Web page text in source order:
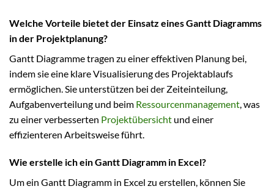
Welche Vorteile bietet der Einsatz eines Gantt Diagramms
in der Projektplanung?
Gantt Diagramme tragen zu einer effektiven Planung bei,
indem sie eine klare Visualisierung des Projektablaufs
ermöglichen. Sie unterstützen bei der Zeiteinteilung,
Aufgabenverteilung und beim Ressourcenmanagement , was
zu einer verbesserten Projektübersicht und einer
effizienteren Arbeitsweise führt.
Wie erstelle ich ein Gantt Diagramm in Excel?
Um ein Gantt Diagramm in Excel zu erstellen, können Sie